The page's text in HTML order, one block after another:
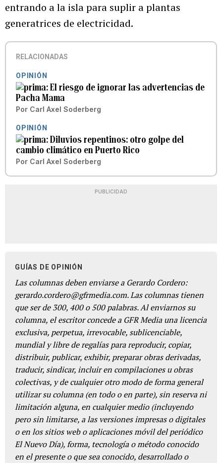
entrando a la isla para suplir a plantas
generatrices de electricidad.
RELACIONADAS
OPINIÓN
El riesgo de ignorar las advertencias de
Pacha Mama
Por Carl Axel Soderberg
OPINIÓN
Diluvios repentinos: otro golpe del
cambio climático en Puerto Rico
Por Carl Axel Soderberg
PUBLICIDAD
GUÍAS DE OPINIÓN
Las columnas deben enviarse a Gerardo Cordero:
gerardo.cordero@gfrmedia.com. Las columnas tienen
que ser de 300, 400 o 500 palabras. Al enviarnos su
columna, el escritor concede a GFR Media una licencia
exclusiva, perpetua, irrevocable, sublicenciable,
mundial y libre de regalías para reproducir, copiar,
distribuir, publicar, exhibir, preparar obras derivadas,
traducir, sindicar, incluir en compilaciones u obras
colectivas, y de cualquier otro modo de forma general
utilizar su columna (en todo o en parte), sin reserva ni
limitación alguna, en cualquier medio (incluyendo
pero sin limitarse, a las versiones impresas o digitales
o en los sitios web o aplicaciones móvil del periódico
El Nuevo Día), forma, tecnología o método conocido
en el presente o que sea conocido, desarrollado o